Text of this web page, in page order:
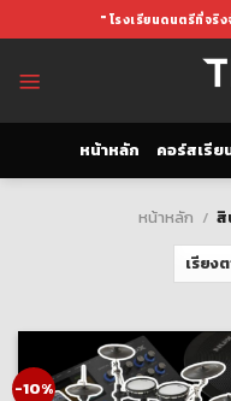
to
" โรงเรียนดนตรีที่จริง
หน้าหลัก คอร์สเรีย
หน้าหลัก / สิ
-10%